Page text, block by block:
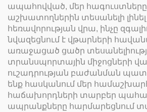
ապահովված, մեր հագուստները
աշխատողներին տեսանելի լինել
հեռավորության վրա, ինչը
նվազեցնում է վթարների
առաջացած ցածր
տրանսպորտային միջոցների
ուշադրության բաժանման
ենք հասկանում մեր
հաճախորդների տարբեր
ապրանքները հարմարեցնում